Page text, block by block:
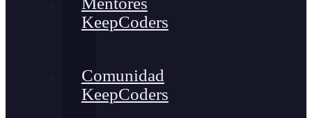
KeepCoders
Comunidad
KeepCoders